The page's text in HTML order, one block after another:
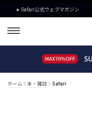
Safari公式ウェブマガジン
ホーム 本・雑誌 Safari